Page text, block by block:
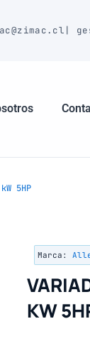
|
5HP
Marca:
KW